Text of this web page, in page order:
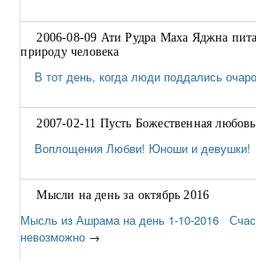
2006-08-09 Ати Рудра Маха Яджна
природу человека
В тот день, когда люди поддались
2007-02-11 Пусть Божественная
Воплощения Любви! Юноши и девушки!
Мысли на день за октябрь 2016
Мысль из Ашрама на день 1-10-2016
невозможно →